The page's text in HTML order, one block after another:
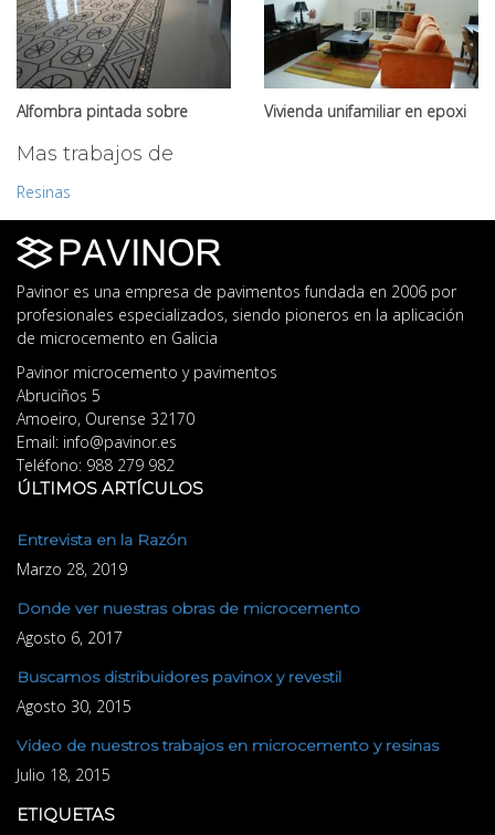
Alfombra pintada sobre
Vivienda unifamiliar en epoxi
Mas trabajos de
Resinas
Pavinor es una empresa de pavimentos fundada en 2006 por
profesionales especializados, siendo pioneros en la aplicación
de microcemento en Galicia
Pavinor microcemento y pavimentos
Abruciños 5
Amoeiro, Ourense 32170
Email: info@pavinor.es
Teléfono: 988 279 982
ÚLTIMOS ARTÍCULOS
Entrevista en la Razón
Marzo 28, 2019
Donde ver nuestras obras de microcemento
Agosto 6, 2017
Buscamos distribuidores pavinox y revestil
Agosto 30, 2015
Video de nuestros trabajos en microcemento y resinas
Julio 18, 2015
ETIQUETAS